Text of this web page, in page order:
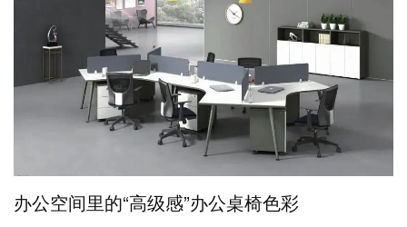
办公空间里的“高级感”办公桌椅色彩